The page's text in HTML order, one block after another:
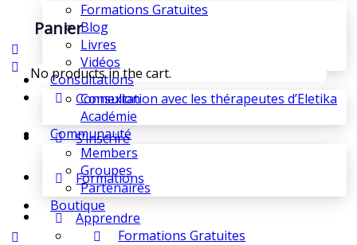
Formations Gratuites
Blog
Livres
Vidéos
Consultations
Consultation avec les thérapeutes d’Eletika
Académie
Communauté
Members
Groupes
Partenaires
Boutique
Panier
No products in the cart.
Connexion
S’inscrire
Formations
Apprendre
Formations Gratuites